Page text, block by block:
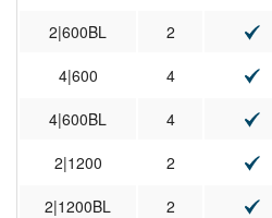
2|600BL
2
4|600
4
4|600BL
4
2|1200
2
2|1200BL
2